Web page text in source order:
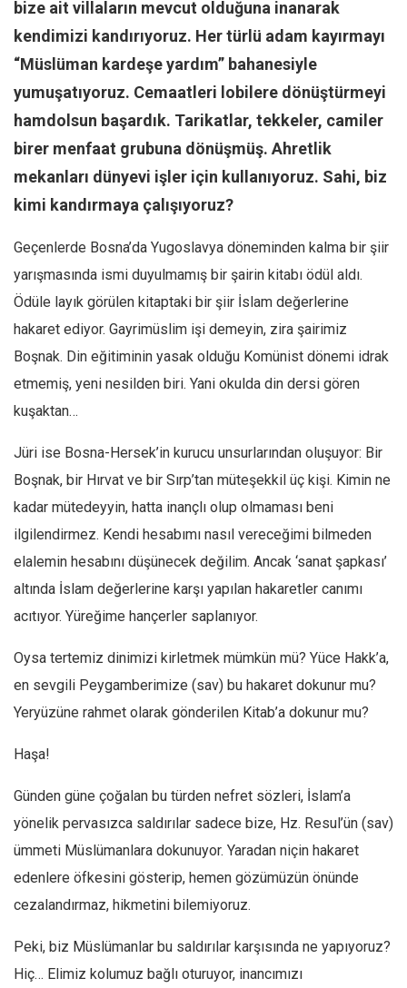
YouTube
Editörden
Yazarlar
Kemal Özer
Mahmut Toptaş
Yvonne Ridley
Barış Tarımcıoğlu
Ömer Kayani
Yusuf Armağan
Hasanali Yıldırım
Leyla Şerif Emin
Selçuk Türkyılmaz
Amina S. Jenenkovic
Bağdagül Öz
Esra Elönü
Bu Sayı
Tüm Sayılar
Kültür Sanat
Kitap
Ekonomi
Spor
Manzara
Hayat
Türkiye
bize ait villaların mevcut olduğuna inanarak
kendimizi kandırıyoruz. Her türlü adam kayırmayı
“Müslüman kardeşe yardım” bahanesiyle
yumuşatıyoruz. Cemaatleri lobilere dönüştürmeyi
hamdolsun başardık. Tarikatlar, tekkeler, camiler
birer menfaat grubuna dönüşmüş. Ahretlik
mekanları dünyevi işler için kullanıyoruz. Sahi, biz
kimi kandırmaya çalışıyoruz?
Geçenlerde Bosna’da Yugoslavya döneminden kalma bir şiir
yarışmasında ismi duyulmamış bir şairin kitabı ödül aldı.
Ödüle layık görülen kitaptaki bir şiir İslam değerlerine
hakaret ediyor. Gayrimüslim işi demeyin, zira şairimiz
Boşnak. Din eğitiminin yasak olduğu Komünist dönemi idrak
etmemiş, yeni nesilden biri. Yani okulda din dersi gören
kuşaktan…
Jüri ise Bosna-Hersek’in kurucu unsurlarından oluşuyor: Bir
Boşnak, bir Hırvat ve bir Sırp’tan müteşekkil üç kişi. Kimin ne
kadar mütedeyyin, hatta inançlı olup olmaması beni
ilgilendirmez. Kendi hesabımı nasıl vereceğimi bilmeden
elalemin hesabını düşünecek değilim. Ancak ‘sanat şapkası’
altında İslam değerlerine karşı yapılan hakaretler canımı
acıtıyor. Yüreğime hançerler saplanıyor.
Oysa tertemiz dinimizi kirletmek mümkün mü? Yüce Hakk’a,
en sevgili Peygamberimize (sav) bu hakaret dokunur mu?
Yeryüzüne rahmet olarak gönderilen Kitab’a dokunur mu?
Haşa!
Günden güne çoğalan bu türden nefret sözleri, İslam’a
yönelik pervasızca saldırılar sadece bize, Hz. Resul’ün (sav)
ümmeti Müslümanlara dokunuyor. Yaradan niçin hakaret
edenlere öfkesini gösterip, hemen gözümüzün önünde
cezalandırmaz, hikmetini bilemiyoruz.
Peki, biz Müslümanlar bu saldırılar karşısında ne yapıyoruz?
Hiç… Elimiz kolumuz bağlı oturuyor, inancımızı